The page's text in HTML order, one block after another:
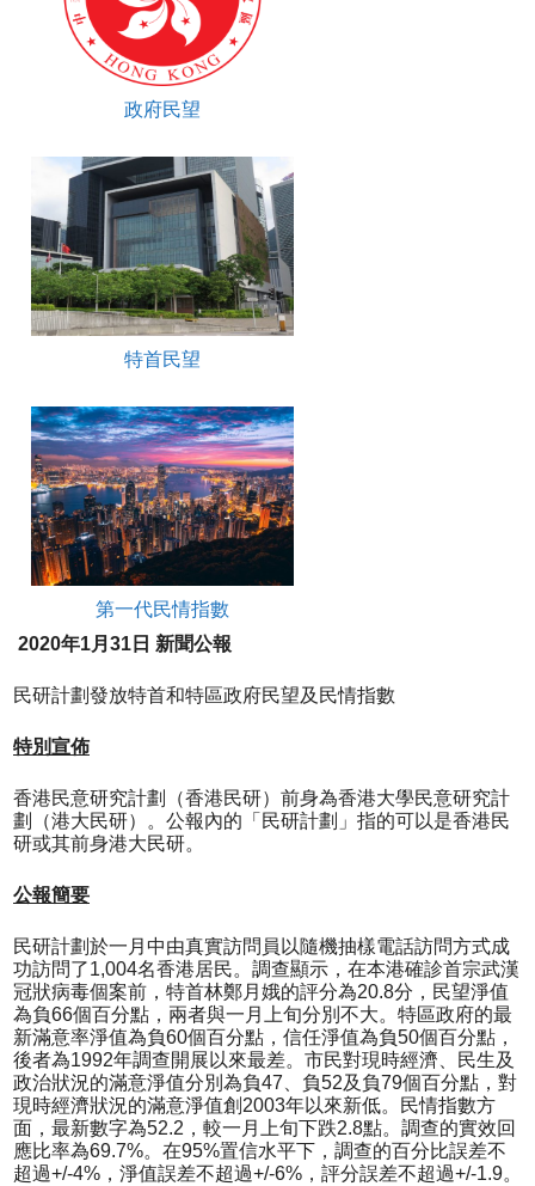
政府民望
特首民望
第一代民情指數
2020年1月 31 日 新聞公報
民研計劃發放特首和特區政府民望及民情指數
特別宣佈
香港民意研究計劃（香港民研）前身為香港大學民意研究計
劃（港大民研）。公報內的「民研計劃」指的可以是香港民
研或其前身港大民研。
公報簡要
民研計劃於一月中由真實訪問員以隨機抽樣電話訪問方式成
功訪問了1,004名香港居民。調查顯示，在本港確診首宗武漢
冠狀病毒個案前，特首林鄭月娥的評分為20.8分，民望淨值
為負66個百分點，兩者與一月上旬分別不大。特區政府的最
新滿意率淨值為負60個百分點，信任淨值為負50個百分點，
後者為1992年調查開展以來最差。市民對現時經濟、民生及
政治狀況的滿意淨值分別為負47、負52及負79個百分點，對
現時經濟狀況的滿意淨值創2003年以來新低。民情指數方
面，最新數字為52.2，較一月上旬下跌2.8點。調查的實效回
應比率為69.7%。在95%置信水平下，調查的百分比誤差不
超過+/-4%，淨值誤差不超過+/-6%，評分誤差不超過+/-1.9。